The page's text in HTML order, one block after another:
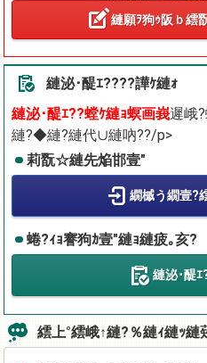
縺願ｦ狗ｩ阪ｂ繧
縺泌･醍ｴ????譁ｹ縺ｫ
縺泌･醍ｴ??螳ｹ縺ｮ螟画峩遲峨
縺?◆縺?縺代∪縺吶??/p>
莉翫☆縺先焔邯壹″
繝槭う繝壹?
蜷?ｨｮ謇狗ｶ壹″縺ｮ縺疲｡亥?
縺泌･醍ｴ
繧上°繧峨↑縺?％縺ｨ縺ｯ